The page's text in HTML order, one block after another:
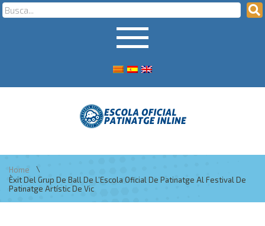
Home
\
Èxit Del Grup De Ball De L’Escola Oficial De Patinatge Al Festival De
Patinatge Artístic De Vic